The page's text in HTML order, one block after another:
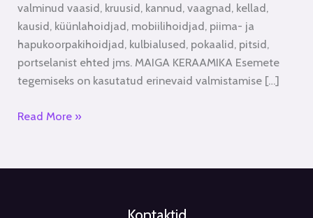
valminud vaasid, kruusid, kannud, vaagnad, kellad,
kausid, küünlahoidjad, mobiilihoidjad, piima- ja
hapukoorpakihoidjad, kulbialused, pokaalid, pitsid,
portselanist ehted jms. MAIGA KERAAMIKA Esemete
tegemiseks on kasutatud erinevaid valmistamise […]
Read More »